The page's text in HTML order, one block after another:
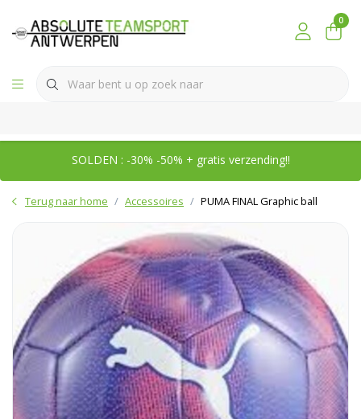
0
SOLDEN : -30% -50% + gratis verzending!!
Terug naar home Accessoires PUMA FINAL Graphic ball